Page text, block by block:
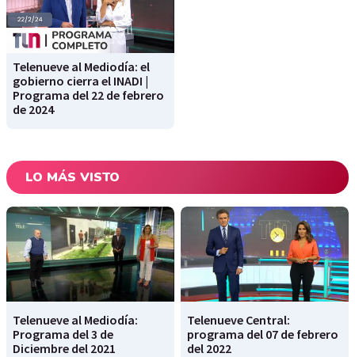
Telenueve al Mediodía: el
gobierno cierra el INADI |
Programa del 22 de febrero
de 2024
LO MÁS VISTO
Telenueve al Mediodía:
Programa del 3 de
Diciembre del 2021
Telenueve Central:
programa del 07 de febrero
del 2022